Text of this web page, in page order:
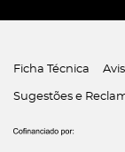
Ficha Técnica
Sugestões e